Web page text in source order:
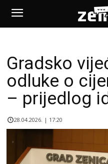
Gradsko
odluke o
– prijedlog
28.04.2026. | 17:20